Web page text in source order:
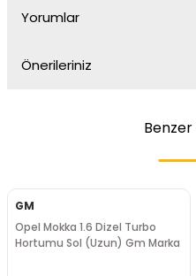
Yorumlar
Önerileriniz
Benzer
GM
Opel Mokka 1.6 Dizel Turbo
Hortumu Sol (Uzun) Gm Marka